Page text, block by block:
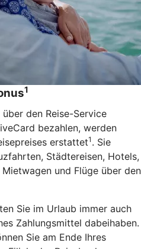
1
den Reise-Service
bezahlen, werden
erstattet1 . Sie
Städtereisen, Hotels,
Mietwagen und Flüge über den
Sie im Urlaub immer auch
Zahlungsmittel dabeihaben.
Sie am Ende Ihres